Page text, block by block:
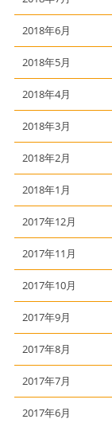
2018年6月
2018年5月
2018年4月
2018年3月
2018年2月
2018年1月
2017年12月
2017年11月
2017年10月
2017年9月
2017年8月
2017年7月
2017年6月